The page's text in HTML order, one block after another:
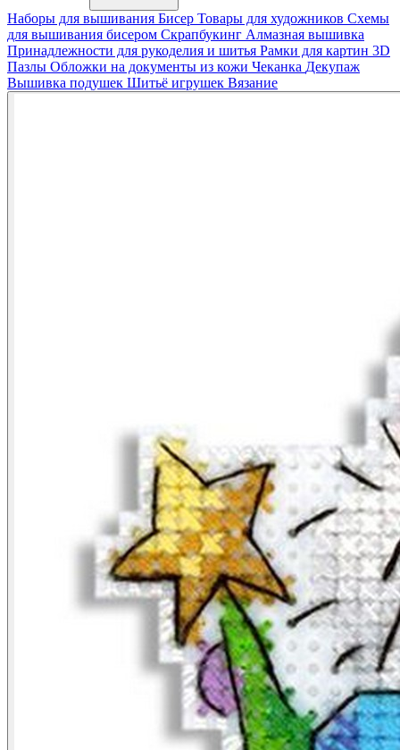
Наборы для вышивания Бисер Товары для художников Схемы
для вышивания бисером Скрапбукинг Алмазная вышивка
Принадлежности для рукоделия и шитья Рамки для картин 3D
Пазлы Обложки на документы из кожи Чеканка Декупаж
Вышивка подушек Шитьё игрушек Вязание